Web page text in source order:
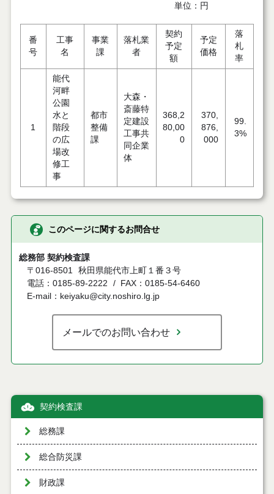
単位：円
番
号
工事
名
事業
課
落札業
者
契約
予定
額
予定
価格
落
札
率
1
能代
河畔
公園
水と
階段
の広
場改
修工
事
都市
整備
課
大森・
斎藤特
定建設
工事共
同企業
体
368,2
80,00
0
370,
876,
000
99.
3%
このページに関するお問合せ
総務部 契約検査課
〒016-8501 秋田県能代市上町１番３号
電話：0185-89-2222
FAX：0185-54-6460
E-mail：keiyaku@city.noshiro.lg.jp
メールでのお問い合わせ
契約検査課
総務課
総合防災課
財政課